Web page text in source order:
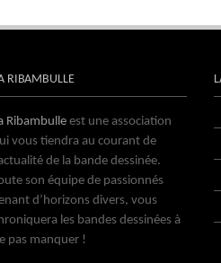
RIBAMBULLE
Ribambulle est une association
vous tiendra au courant de
de la bande dessinée.
son équipe de passionnés
d’horizons divers, vous
les bandes dessinées à
pas manquer !